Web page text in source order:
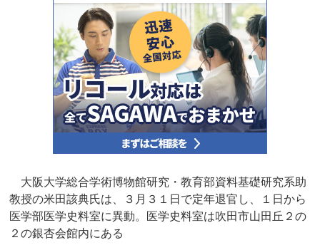
大阪大学総合学術博物館研究・教育部資料基礎研究系助
教授の米田該典氏は、３月３１日で定年退官し、１日から
医学部医学史料室に異動。医学史料室は吹田市山田丘２の
２の銀杏会館内にある